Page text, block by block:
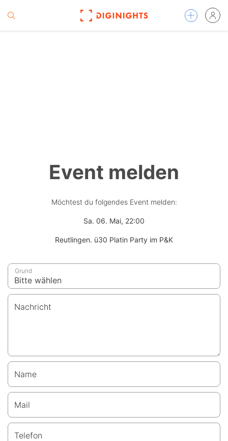
Event melden
Möchtest du folgendes Event melden:
Sa. 06. Mai, 22:00
Reutlingen. ü30 Platin Party im P&K
Grund
Nachricht
Name
Mail
Telefon